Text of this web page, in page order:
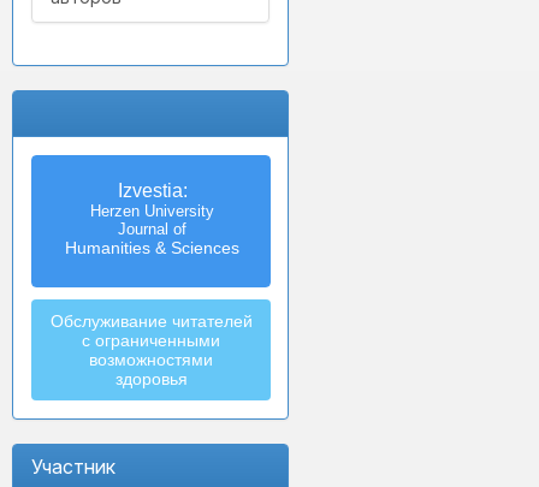
Izvestia:
Herzen University
Journal of
Humanities & Sciences
Обслуживание читателей
с ограниченными
возможностями
здоровья
Участник